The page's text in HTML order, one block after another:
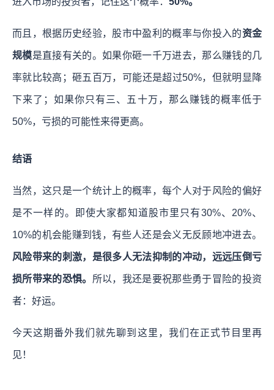
而且，根据历史经验，股市中盈利的概率与你投入的资金
规模是直接有关的。如果你砸一千万进去，那么赚钱的几
率就比较高；砸五百万，可能还是超过50%，但就明显降
下来了；如果你只有三、五十万，那么赚钱的概率低于
50%，亏损的可能性来得更高。
结语
当然，这只是一个统计上的概率，每个人对于风险的偏好
是不一样的。即使大家都知道股市里只有30%、20%、
10%的机会能赚到钱，有些人还是会义无反顾地冲进去。
风险带来的刺激，是很多人无法抑制的冲动，远远压倒亏
损所带来的恐惧。 所以，我还是要祝那些勇于冒险的投资
者：好运。
今天这期番外我们就先聊到这里，我们在正式节目里再
见！